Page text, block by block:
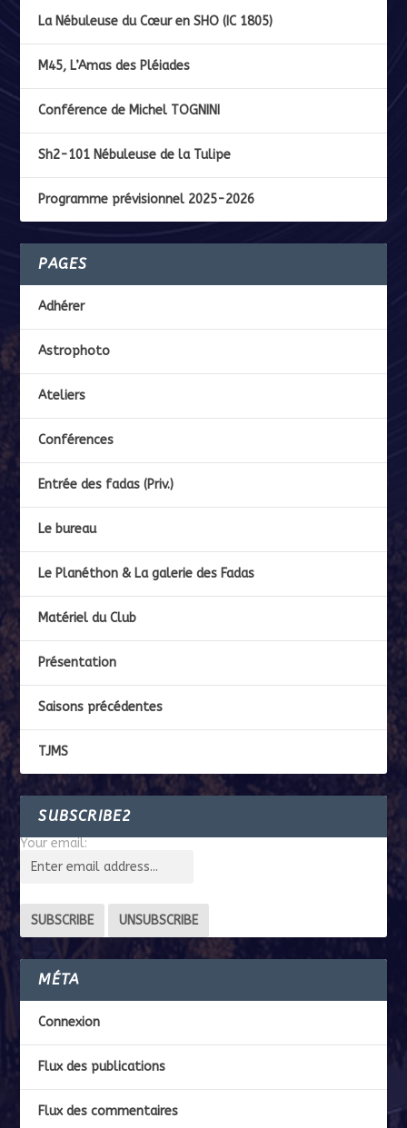
La Nébuleuse du Cœur en SHO (IC 1805)
M45, L’Amas des Pléiades
Conférence de Michel TOGNINI
Sh2-101 Nébuleuse de la Tulipe
Programme prévisionnel 2025-2026
PAGES
Adhérer
Astrophoto
Ateliers
Conférences
Entrée des fadas (Priv.)
Le bureau
Le Planéthon & La galerie des Fadas
Matériel du Club
Présentation
Saisons précédentes
TJMS
SUBSCRIBE2
Your email:
MÉTA
Connexion
Flux des publications
Flux des commentaires